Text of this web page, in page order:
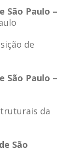
São Paulo –
de
São Paulo –
da
São